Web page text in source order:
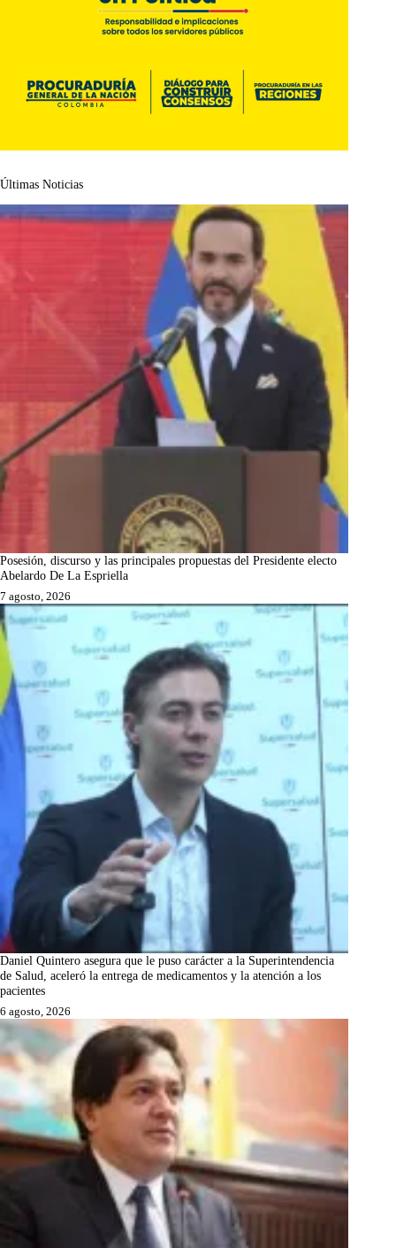
Últimas Noticias
Posesión, discurso y las principales propuestas del Presidente electo
Abelardo De La Espriella
7 agosto, 2026
Daniel Quintero asegura que le puso carácter a la Superintendencia
de Salud, aceleró la entrega de medicamentos y la atención a los
pacientes
6 agosto, 2026